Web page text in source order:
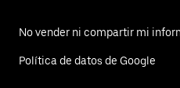
No vender ni compartir mi
Política de datos de Google